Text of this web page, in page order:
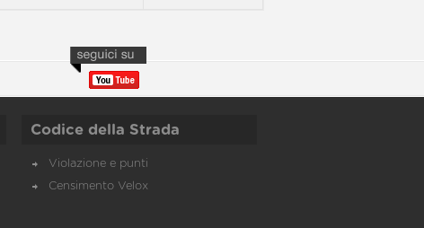
Codice della Strada
Violazione e punti
Censimento Velox